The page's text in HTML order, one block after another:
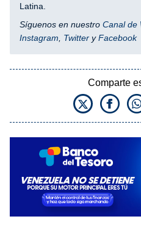
Latina.
Síguenos en nuestro Canal de
Instagram
Twitter yFacebook
Comparte